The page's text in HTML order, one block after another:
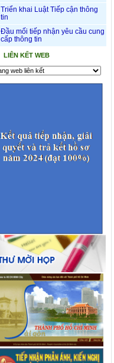
Triển khai Luật Tiếp cận thông
tin
Đầu mối tiếp nhận yêu cầu cung
cấp thông tin
LIÊN KẾT WEB